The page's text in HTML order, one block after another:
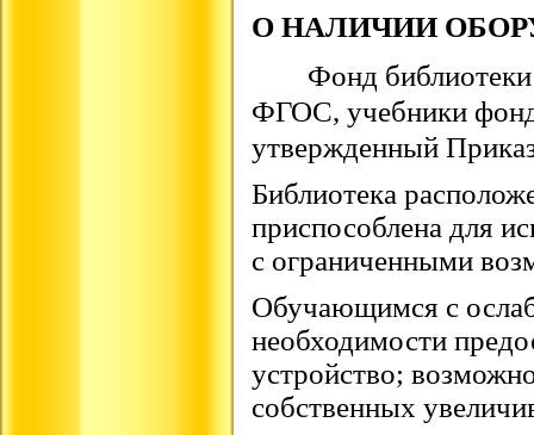
О НАЛИЧИИ
Фонд библиотеки
ФГОС, учебники
утвержденный
Библиотека
приспособлена для
с ограниченными
Обучающимся с
необходимости
устройство;
собственных